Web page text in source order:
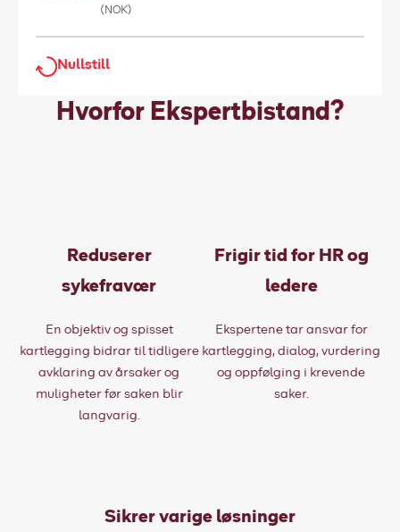
(NOK)
Nullstill
Hvorfor Ekspertbistand?
Reduserer
sykefravær
En objektiv og spisset
kartlegging bidrar til tidligere
avklaring av årsaker og
muligheter før saken blir
langvarig.
Frigir tid for HR og
ledere
Ekspertene tar ansvar for
kartlegging, dialog, vurdering
og oppfølging i krevende
saker.
Sikrer varige løsninger